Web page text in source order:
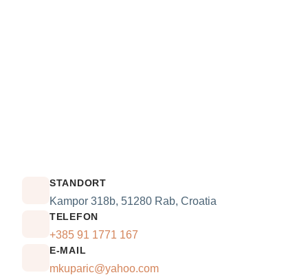
STANDORT
Kampor 318b, 51280 Rab, Croatia
TELEFON
+385 91 1771 167
E-MAIL
mkuparic@yahoo.com